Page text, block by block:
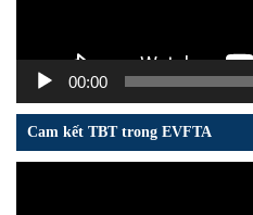
00:00
Cam kết TBT trong EVFTA